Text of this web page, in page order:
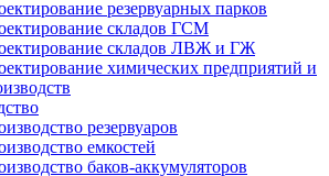
резервуарных парков
складов ГСМ
складов ЛВЖ и ГЖ
химических предприятий и
резервуаров
емкостей
баков-аккумуляторов